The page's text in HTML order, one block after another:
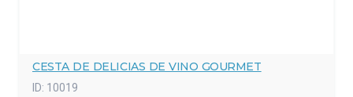
CESTA DE DELICIAS DE VINO GOURMET
ID: 10019